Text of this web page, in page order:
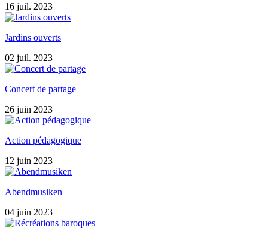
16 juil. 2023
Jardins ouverts
02 juil. 2023
Concert de partage
26 juin 2023
Action pédagogique
12 juin 2023
Abendmusiken
04 juin 2023